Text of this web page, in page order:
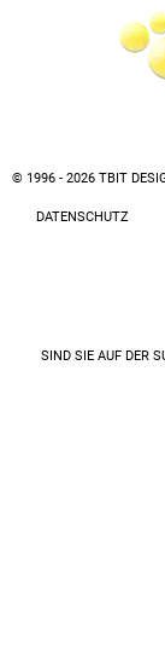
© 1996 - 2026 TBIT
DATENSCHUTZ
SIND SIE AUF DER